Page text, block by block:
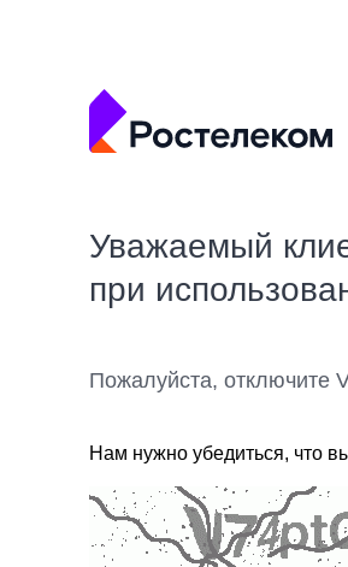
Уважаемый
при
Пожалуйста, отключите
Нам нужно убедиться, что